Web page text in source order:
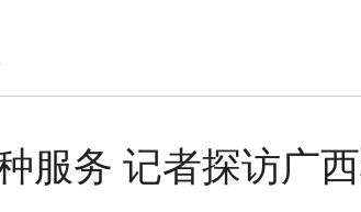
服务 记者探访广